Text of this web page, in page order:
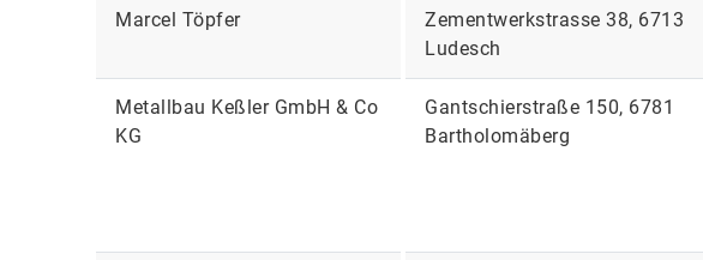
Marcel Töpfer
Zementwerkstrasse 38, 6713
Ludesch
Metallbau Keßler GmbH & Co
KG
Gantschierstraße 150, 6781
Bartholomäberg